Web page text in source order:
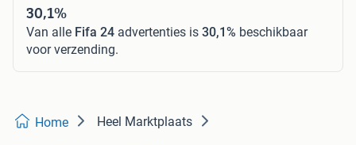
30,1%
Van alle Fifa 24 advertenties is 30,1% beschikbaar
voor verzending.
Home Heel Marktplaats